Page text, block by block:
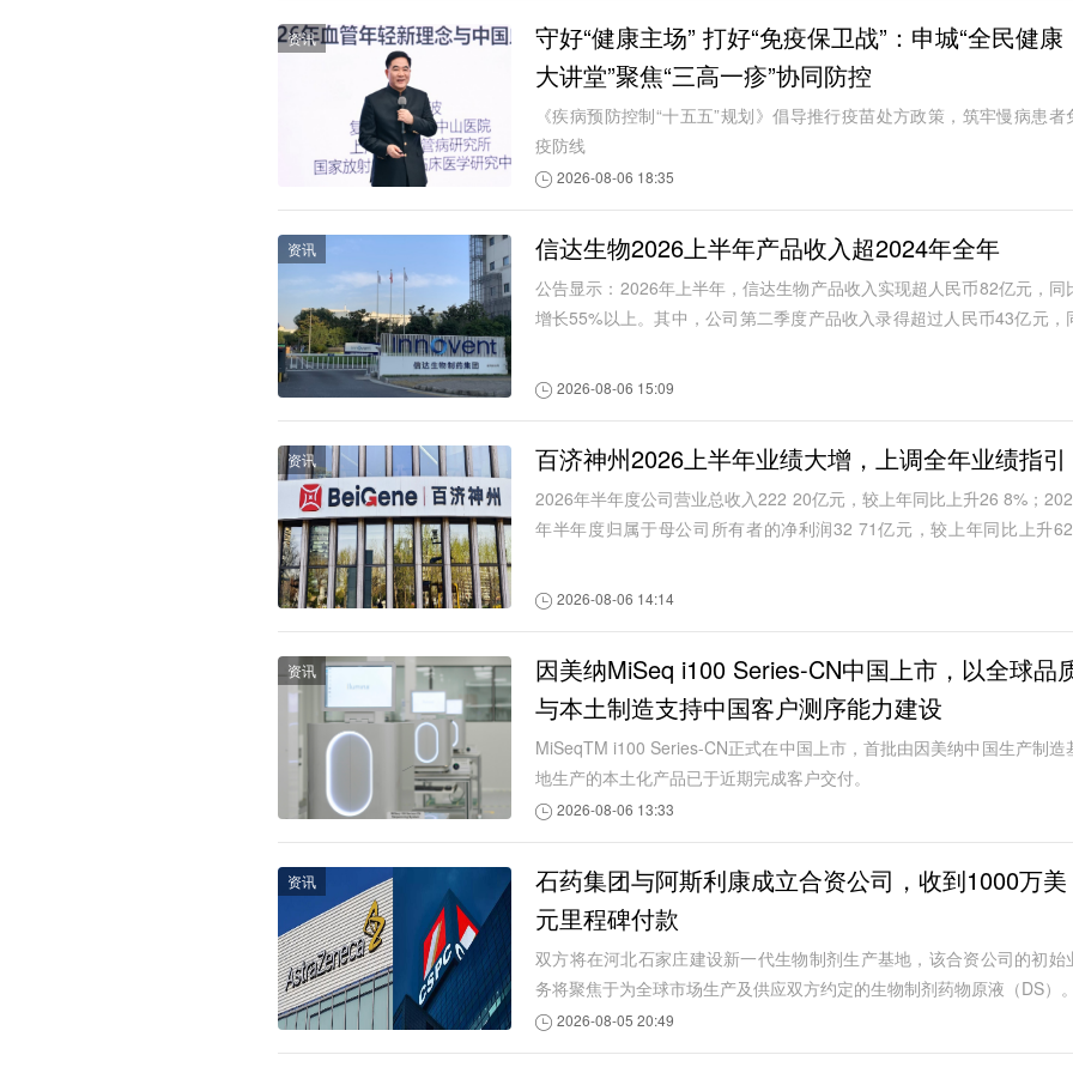
资讯
守好“健康主场” 打好“免疫保卫战”：申城“全民健康
大讲堂”聚焦“三高一疹”协同防控
《疾病预防控制“十五五”规划》倡导推行疫苗处方政策，筑牢慢病患者
疫防线
2026-08-06 18:35
资讯 信达生物2026上半年产品收入超2024年全年
公告显示：2026年上半年，信达生物产品收入实现超人民币82亿元，同
增长55%以上。其中，公司第二季度产品收入录得超过人民币43亿元，
2026-08-06 15:09
资讯 百济神州2026上半年业绩大增，上调全年业绩指引
2026年半年度公司营业总收入222 20亿元，较上年同比上升26 8%；
年半年度归属于母公司所有者的净利润32 71亿元，较上年同比上升
2026-08-06 14:14
资讯
因美纳MiSeq i100 Series-CN中国上市，以全球品
与本土制造支持中国客户测序能力建设
MiSeqTM i100 Series-CN正式在中国上市，首批由因美纳中国生产制造
地生产的本土化产品已于近期完成客户交付。
2026-08-06 13:33
资讯
石药集团与阿斯利康成立合资公司，收到1000万美
元里程碑付款
双方将在河北石家庄建设新一代生物制剂生产基地，该合资公司的初始
务将聚焦于为全球市场生产及供应双方约定的生物制剂药物原液（DS）。
2026-08-05 20:49